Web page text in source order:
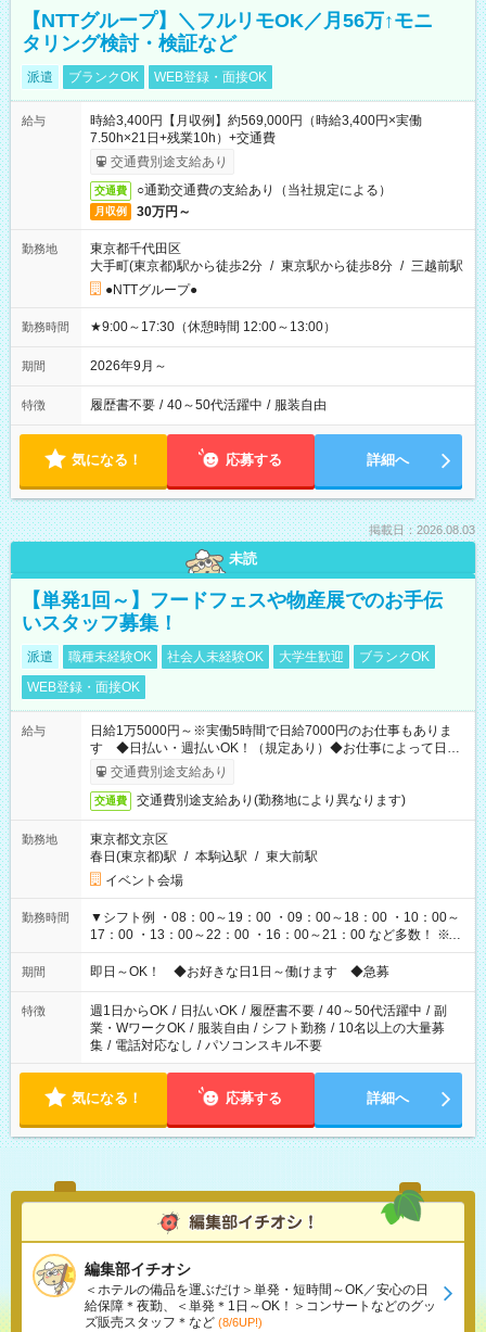
【NTTグループ】＼フルリモOK／月56万↑モニ
タリング検討・検証など
派遣 ブランクOK WEB登録・面接OK
給与
時給3,400円【月収例】約569,000円（時給3,400円×実働
7.50h×21日+残業10h）+交通費
交通費別途支給あり
交通費 ○通勤交通費の支給あり（当社規定による）
月収例 30万円～
勤務地
東京都千代田区
大手町(東京都)駅から徒歩2分 / 東京駅から徒歩8分 / 三越前駅
●NTTグループ●
勤務時間 ★9:00～17:30（休憩時間 12:00～13:00）
期間 2026年9月～
特徴 履歴書不要 / 40～50代活躍中 / 服装自由
気になる！ 応募する 詳細へ
掲載日：2026.08.03
未読
【単発1回～】フードフェスや物産展でのお手伝
いスタッフ募集！
派遣 職種未経験OK 社会人未経験OK 大学生歓迎
ブランクOK
WEB登録・面接OK
給与
日給1万5000円～※実働5時間で日給7000円のお仕事もありま
す ◆日払い・週払いOK！（規定あり）◆お仕事によって日給
も異なります
交通費別途支給あり
交通費 交通費別途支給あり(勤務地により異なります)
勤務地
東京都文京区
春日(東京都)駅 / 本駒込駅 / 東大前駅
イベント会場
勤務時間
▼シフト例 ・08：00～19：00 ・09：00～18：00 ・10：00～
17：00 ・13：00～22：00 ・16：00～21：00 など多数！ ※お
仕事により勤務時間が異なります
期間 即日～OK！ ◆お好きな日1日～働けます ◆急募
特徴 週1日からOK / 日払いOK / 履歴書不要 / 40～50代活躍中 / 副
業・WワークOK / 服装自由 / シフト勤務 / 10名以上の大量募
集 / 電話対応なし / パソコンスキル不要
気になる！ 応募する 詳細へ
編集部イチオシ
＜ホテルの備品を運ぶだけ＞単発・短時間～OK／安心の日
給保障＊夜勤、＜単発＊1日～OK！＞コンサートなどのグッ
ズ販売スタッフ＊など (8/6UP!)